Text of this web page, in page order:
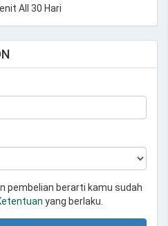
All 30 Hari
pembelian berarti kamu sudah
yang berlaku.